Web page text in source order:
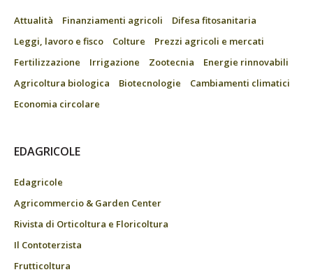
Attualità Finanziamenti agricoli
Difesa fitosanitaria
Leggi, lavoro e fisco
Colture
Prezzi agricoli e mercati
Fertilizzazione
Irrigazione Zootecnia
Energie rinnovabili
Agricoltura biologica
Biotecnologie
Cambiamenti climatici
Economia circolare
EDAGRICOLE
Edagricole
Agricommercio & Garden Center
Rivista di Orticoltura e Floricoltura
Il Contoterzista
Frutticoltura